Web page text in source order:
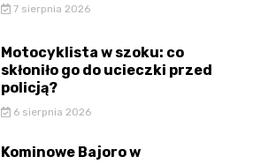
7 sierpnia 2026
Motocyklista w szoku: co
skłoniło go do ucieczki przed
policją?
6 sierpnia 2026
Kominowe Bajoro w